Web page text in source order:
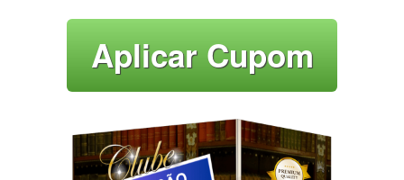
Aplicar Cupom